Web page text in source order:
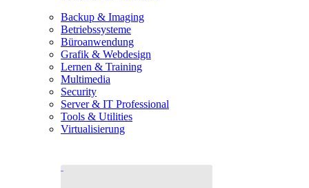
Backup & Imaging
Betriebssysteme
Büroanwendung
Grafik & Webdesign
Lernen & Training
Multimedia
Security
Server & IT Professional
Tools & Utilities
Virtualisierung